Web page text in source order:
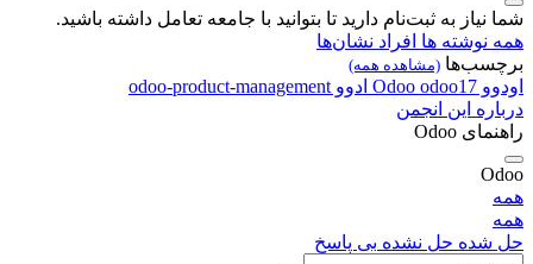
شما نیاز به ثبت‌نام دارید تا بتوانید با جامعه تعامل داشته باشید.
همه نوشته ها افراد نشان‌ها
برچسب‌ها (مشاهده همه)
اودوو Odoo odoo17 ادوو odoo-product-management
درباره این انجمن
راهنمای Odoo
Odoo
همه
همه
حل شده حل نشده بی پاسخ